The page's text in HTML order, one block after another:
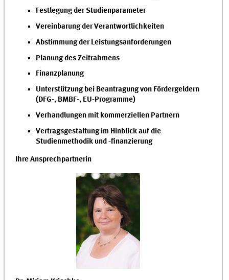
Festlegung der Studienparameter
Vereinbarung der Verantwortlichkeiten
Abstimmung der Leistungsanforderungen
Planung des Zeitrahmens
Finanzplanung
Unterstützung bei Beantragung von Fördergeldern
(DFG-, BMBF-, EU-Programme)
Verhandlungen mit kommerziellen Partnern
Vertragsgestaltung im Hinblick auf die
Studienmethodik und -finanzierung
Ihre Ansprechpartnerin